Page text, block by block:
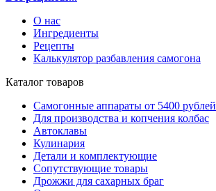
О нас
Ингредиенты
Рецепты
Калькулятор разбавления самогона
Каталог товаров
Самогонные аппараты от 5400 рублей
Для производства и копчения колбас
Автоклавы
Кулинария
Детали и комплектующие
Сопутствующие товары
Дрожжи для сахарных браг